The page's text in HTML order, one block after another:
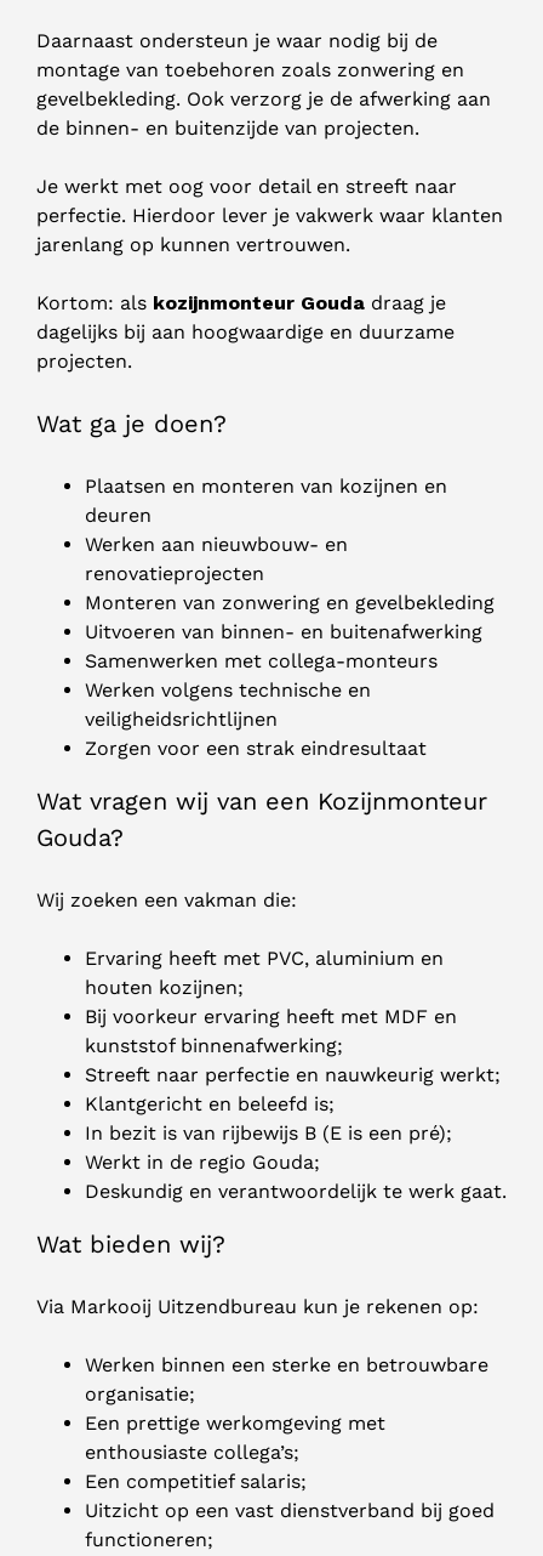
Daarnaast ondersteun je waar nodig bij de
montage van toebehoren zoals zonwering en
gevelbekleding. Ook verzorg je de afwerking aan
de binnen- en buitenzijde van projecten.
Je werkt met oog voor detail en streeft naar
perfectie. Hierdoor lever je vakwerk waar klanten
jarenlang op kunnen vertrouwen.
Kortom: als kozijnmonteur Gouda draag je
dagelijks bij aan hoogwaardige en duurzame
projecten.
Wat ga je doen?
Plaatsen en monteren van kozijnen en
deuren
Werken aan nieuwbouw- en
renovatieprojecten
Monteren van zonwering en gevelbekleding
Uitvoeren van binnen- en buitenafwerking
Samenwerken met collega-monteurs
Werken volgens technische en
veiligheidsrichtlijnen
Zorgen voor een strak eindresultaat
Wat vragen wij van een Kozijnmonteur
Gouda?
Wij zoeken een vakman die:
Ervaring heeft met PVC, aluminium en
houten kozijnen;
Bij voorkeur ervaring heeft met MDF en
kunststof binnenafwerking;
Streeft naar perfectie en nauwkeurig werkt;
Klantgericht en beleefd is;
In bezit is van rijbewijs B (E is een pré);
Werkt in de regio Gouda;
Deskundig en verantwoordelijk te werk gaat.
Wat bieden wij?
Via Markooij Uitzendbureau kun je rekenen op:
Werken binnen een sterke en betrouwbare
organisatie;
Een prettige werkomgeving met
enthousiaste collega’s;
Een competitief salaris;
Uitzicht op een vast dienstverband bij goed
functioneren;